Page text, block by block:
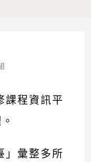
課程資訊平
」彙整多所